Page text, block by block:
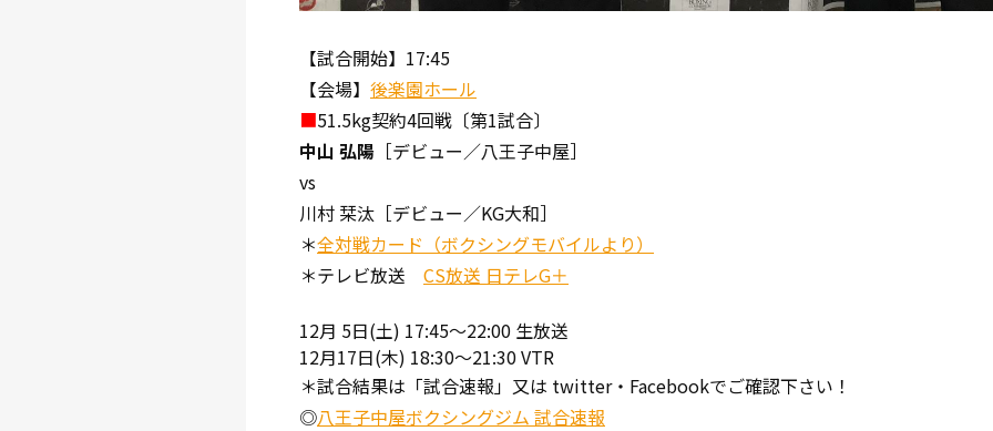
【試合開始】17:45
【会場】 後楽園ホール
■51.5kg契約4回戦〔第1試合〕
中山 弘陽 ［デビュー／八王子中屋］
vs
川村 栞汰［デビュー／KG大和］
＊全対戦カード（ボクシングモバイルより）
＊テレビ放送 CS放送 日テレG＋
12月 5日(土) 17:45～22:00 生放送
12月17日(木) 18:30～21:30 VTR
＊試合結果は「試合速報」又は twitter・Facebookでご確認下さい！
◎八王子中屋ボクシングジム 試合速報